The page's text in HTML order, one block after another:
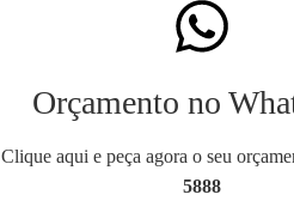
Orçamento no
Clique aqui e peça agora o seu
5888